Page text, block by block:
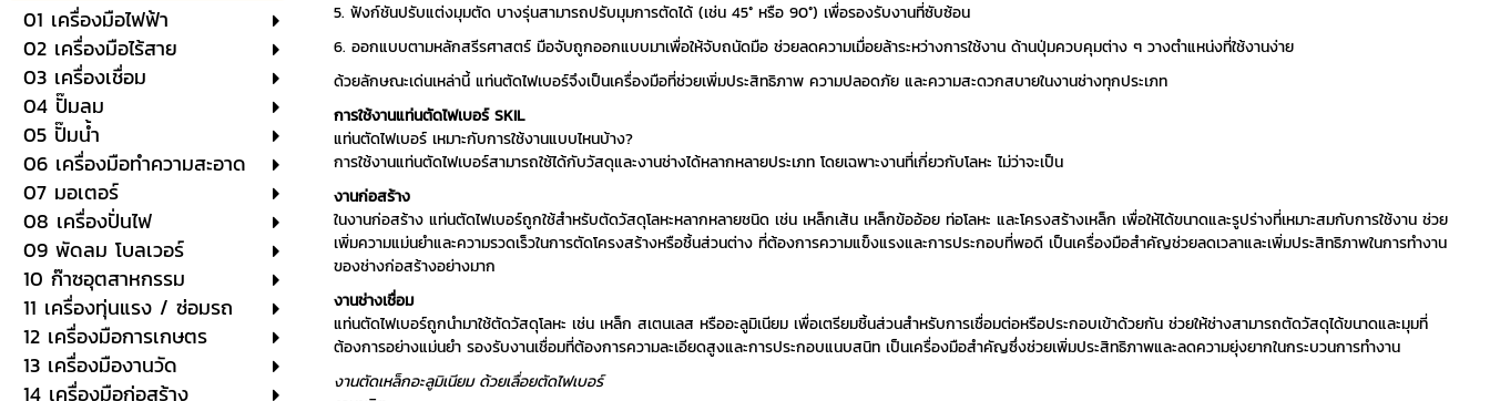
01 เครื่องมือไฟฟ้า
02 เครื่องมือไร้สาย
03 เครื่องเชื่อม
04 ปั๊มลม
05 ปั๊มน้ำ
06 เครื่องมือทำความสะอาด
07 มอเตอร์
08 เครื่องปั่นไฟ
09 พัดลม โบลเวอร์
10 ก๊าซอุตสาหกรรม
11 เครื่องทุ่นแรง / ซ่อมรถ
12 เครื่องมือการเกษตร
13 เครื่องมืองานวัด
14 เครื่องมือก่อสร้าง
5. ฟังก์ชันปรับแต่งมุมตัด บางรุ่นสามารถปรับมุมการตัดได้ (เช่น 45° หรือ 90°) เพื่อรองรับงานที่ซับซ้อน
6. ออกแบบตามหลักสรีรศาสตร์ มือจับถูกออกแบบมาเพื่อให้จับถนัดมือ ช่วยลดความเมื่อยล้าระหว่างการใช้งาน ด้านปุ่มควบคุมต่าง ๆ วางตำแหน่งที่ใช้งานง่าย
ด้วยลักษณะเด่นเหล่านี้ แท่นตัดไฟเบอร์จึงเป็นเครื่องมือที่ช่วยเพิ่มประสิทธิภาพ ความปลอดภัย และความสะดวกสบายในงานช่างทุกประเภท
การใช้งานแท่นตัดไฟเบอร์ SKIL
แท่นตัดไฟเบอร์ เหมาะกับการใช้งานแบบไหนบ้าง?
การใช้งานแท่นตัดไฟเบอร์สามารถใช้ได้กับวัสดุและงานช่างได้หลากหลายประเภท โดยเฉพาะงานที่เกี่ยวกับโลหะ ไม่ว่าจะเป็น
งานก่อสร้าง
ในงานก่อสร้าง แท่นตัดไฟเบอร์ถูกใช้สำหรับตัดวัสดุโลหะหลากหลายชนิด เช่น เหล็กเส้น เหล็กข้ออ้อย ท่อโลหะ และโครงสร้างเหล็ก เพื่อให้ได้ขนาดและรูปร่างที่เหมาะสมกับการใช้งาน ช่วย
เพิ่มความแม่นยำและความรวดเร็วในการตัดโครงสร้างหรือชิ้นส่วนต่าง ที่ต้องการความแข็งแรงและการประกอบที่พอดี เป็นเครื่องมือสำคัญช่วยลดเวลาและเพิ่มประสิทธิภาพในการทำงาน
ของช่างก่อสร้างอย่างมาก
งานช่างเชื่อม
แท่นตัดไฟเบอร์ถูกนำมาใช้ตัดวัสดุโลหะ เช่น เหล็ก สเตนเลส หรืออะลูมิเนียม เพื่อเตรียมชิ้นส่วนสำหรับการเชื่อมต่อหรือประกอบเข้าด้วยกัน ช่วยให้ช่างสามารถตัดวัสดุได้ขนาดและมุมที่
ต้องการอย่างแม่นยำ รองรับงานเชื่อมที่ต้องการความละเอียดสูงและการประกอบแนบสนิท เป็นเครื่องมือสำคัญซึ่งช่วยเพิ่มประสิทธิภาพและลดความยุ่งยากในกระบวนการทำงาน
งานตัดเหล็กอะลูมิเนียม ด้วยเลื่อยตัดไฟเบอร์